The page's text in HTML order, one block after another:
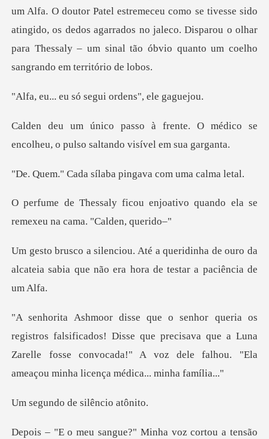
eceu como se tivesse sido
atingido, os dedos agarrados no jaleco. Disparou o olhar
p
só segui orden
e. O médico se
encolheu, o pulso
sílaba pingava co
njoativo quando ela se
remexe
dinha de ouro da
alcateia sabia que não
ados! Disse que precisava que a Luna
Zarelle fosse convocada!" A voz
de silênc
u a tensão